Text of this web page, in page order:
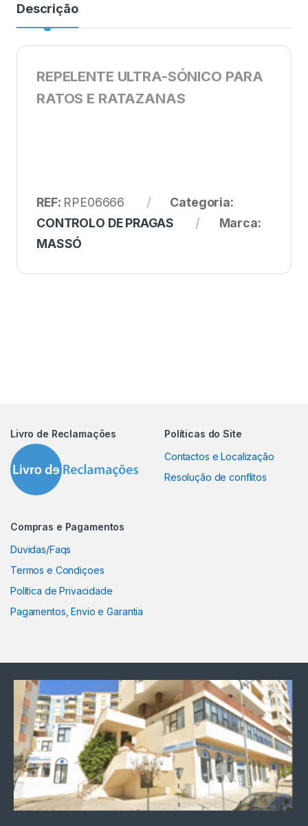
Descrição
REPELENTE ULTRA-SÓNICO PARA
RATOS E RATAZANAS
REF: RPE06666
Categoria:
CONTROLO DE PRAGAS
Marca:
MASSÓ
Livro de Reclamações
Políticas do Site
Contactos e Localização
Resolução de conflitos
Compras e Pagamentos
Duvidas/Faqs
Termos e Condiçoes
Política de Privacidade
Pagamentos, Envio e Garantia